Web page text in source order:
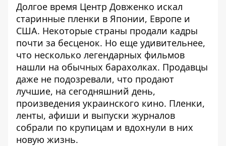
Долгое время Центр Довженко искал
старинные пленки в Японии, Европе и
США. Некоторые страны продали кадры
почти за бесценок. Но еще удивительнее,
что несколько легендарных фильмов
нашли на обычных барахолках. Продавцы
даже не подозревали, что продают
лучшие, на сегодняшний день,
произведения украинского кино. Пленки,
ленты, афиши и выпуски журналов
собрали по крупицам и вдохнули в них
новую жизнь.